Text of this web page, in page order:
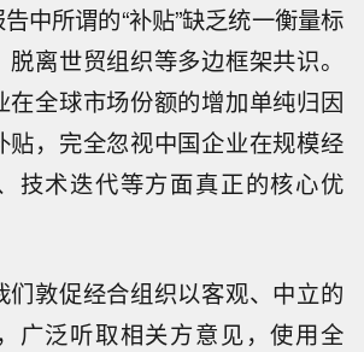
中所谓的“补贴”缺乏统一衡量标
离世贸组织等多边框架共识。
在全球市场份额的增加单纯归因
贴，完全忽视中国企业在规模经
技术迭代等方面真正的核心优
们敦促经合组织以客观、中立的
广泛听取相关方意见，使用全